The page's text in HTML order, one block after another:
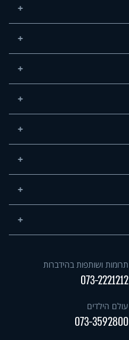
תרומות ושותפות בהידברות
073-2221212
עולם הילדים
073-3592800